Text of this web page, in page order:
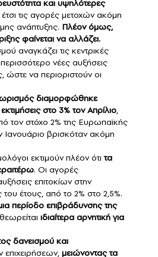
και υψηλότερες
τις αγορές μετοχών ακόμη
ανάπτυξης. Πλέον όμως,
φαίνεται να αλλάζει.
αναγκάζει τις κεντρικές
νέες αυξήσεις
ώστε να περιοριστούν οι
διαμορφώθηκε
στο 3% τον Απρίλιο,
τον στόχο 2% της Ευρωπαϊκής
Ιανουάριο βρισκόταν ακόμη
εκτιμούν πλέον ότιτα
. Οι αγορές
επιτοκίων στην
έτους, από το 2% στο 2,5%.
περίοδο επιβράδυνσης της
θεωρείται ιδιαίτερα αρνητική για
δανεισμού και
μειώνοντας τα